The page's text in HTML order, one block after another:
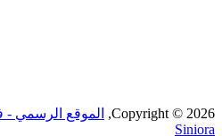
Copyright © 2026,
Siniora